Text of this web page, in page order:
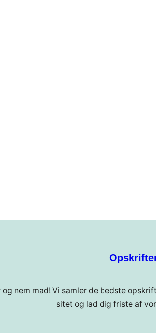
nem mad! Vi samler de bedste
sitet og lad dig friste af